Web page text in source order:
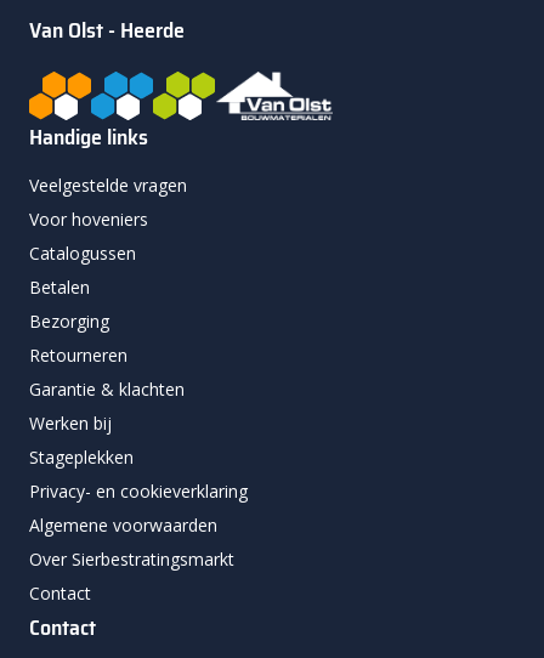
Van Olst - Heerde
Handige links
Veelgestelde vragen
Voor hoveniers
Catalogussen
Betalen
Bezorging
Retourneren
Garantie & klachten
Werken bij
Stageplekken
Privacy- en cookieverklaring
Algemene voorwaarden
Over Sierbestratingsmarkt
Contact
Contact